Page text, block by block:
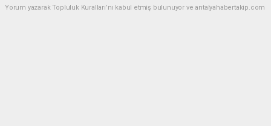
Yorum yazarak Topluluk Kuralları’nı kabul etmiş bulunuyor ve antalyahabertakip.com